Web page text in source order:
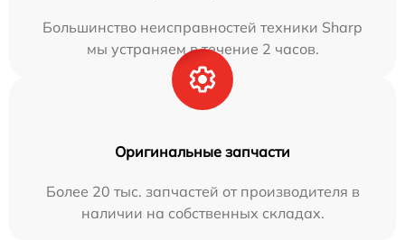
Большинство неисправностей техники Sharp
мы устраняем в течение 2 часов.
Оригинальные запчасти
Более 20 тыс. запчастей от производителя в
наличии на собственных складах.